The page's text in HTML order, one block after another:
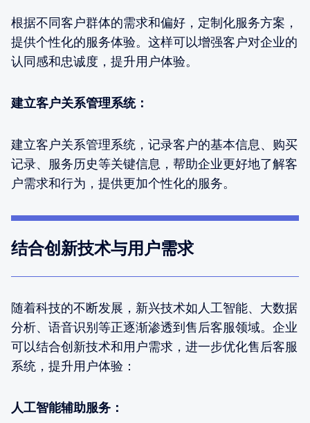
根据不同客户群体的需求和偏好，定制化服务方案，
提供个性化的服务体验。这样可以增强客户对企业的
认同感和忠诚度，提升用户体验。
建立客户关系管理系统：
建立客户关系管理系统，记录客户的基本信息、购买
记录、服务历史等关键信息，帮助企业更好地了解客
户需求和行为，提供更加个性化的服务。
结合创新技术与用户需求
随着科技的不断发展，新兴技术如人工智能、大数据
分析、语音识别等正逐渐渗透到售后客服领域。企业
可以结合创新技术和用户需求，进一步优化售后客服
系统，提升用户体验：
人工智能辅助服务：